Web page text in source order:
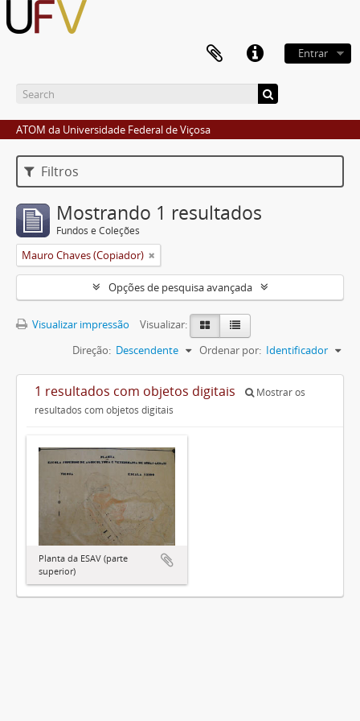
Entrar
ATOM da Universidade Federal de Viçosa
Filtros
Mostrando 1 resultados
Fundos e Coleções
Mauro Chaves (Copiador)
Opções de pesquisa avançada
Visualizar impressão
Visualizar:
Ordenar por: Identificador
Direção: Descendente
1 resultados com objetos digitais
Mostrar os
resultados com objetos digitais
Planta da ESAV (parte
superior)